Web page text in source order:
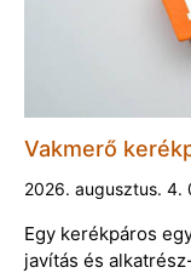
Vakmerő
2026. augusztus. 4.
Egy kerékpáros
javítás és